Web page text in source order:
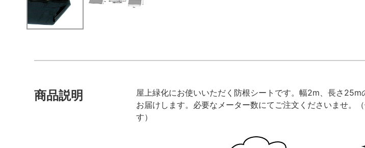
商品説明
屋上緑化にお使いいただく防根シートです。幅2m、長さ
お届けします。必要なメーター数にてご注文くださいませ。
す）